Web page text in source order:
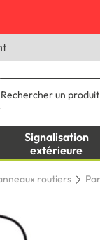
Signalisation
extérieure
routiers